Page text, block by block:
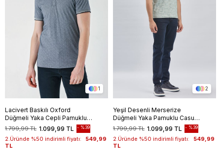
1
Lacivert Baskılı Oxford
Düğmeli Yaka Cepli Pamuklu
Casual Slim Fit Dar Kesim
Tişört 1011240177
1.099,99 TL
1.799,99 TL %39
2.Üründe %50 indirimli fiyatı:
549,99
TL
2
Yeşil Desenli Merserize
Düğmeli Yaka Pamuklu Casual
Slim Fit Dar Kesim Tişört
1011240160
1.099,99 TL
1.799,99 TL %39
2.Üründe %50 indirimli fiyatı:
549,99
TL